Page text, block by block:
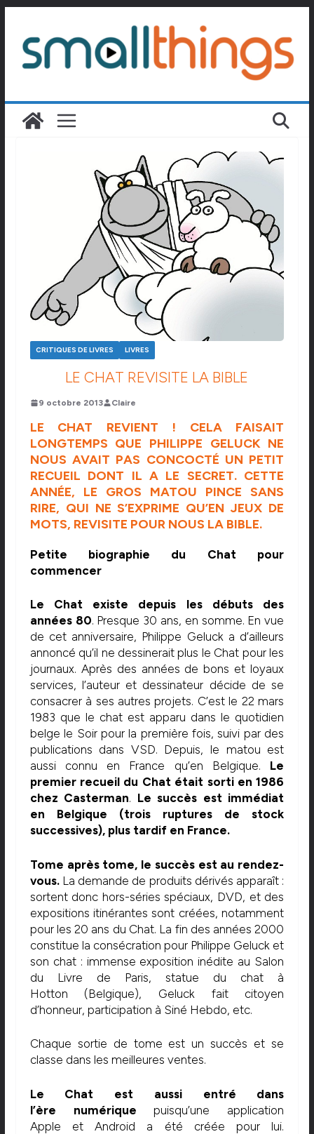
contenu
CRITIQUES DE LIVRES LIVRES
LE CHAT REVISITE LA BIBLE
9 octobre 2013 Claire
LE CHAT REVIENT ! CELA FAISAIT
LONGTEMPS QUE PHILIPPE GELUCK NE
NOUS AVAIT PAS CONCOCTÉ UN PETIT
RECUEIL DONT IL A LE SECRET. CETTE
ANNÉE, LE GROS MATOU PINCE SANS
RIRE, QUI NE S’EXPRIME QU’EN JEUX DE
MOTS, REVISITE POUR NOUS LA BIBLE.
Petite biographie du Chat pour
commencer
Le Chat existe depuis les débuts des
années 80. Presque 30 ans, en somme. En vue
de cet anniversaire, Philippe Geluck a d’ailleurs
annoncé qu’il ne dessinerait plus le Chat pour les
journaux. Après des années de bons et loyaux
services, l’auteur et dessinateur décide de se
consacrer à ses autres projets. C’est le 22 mars
1983 que le chat est apparu dans le quotidien
belge le Soir pour la première fois, suivi par des
publications dans VSD. Depuis, le matou est
aussi connu en France qu’en Belgique. Le
premier recueil du Chat était sorti en 1986
chez Casterman. Le succès est immédiat
en Belgique (trois ruptures de stock
successives), plus tardif en France.
Tome après tome, le succès est au rendez-
vous.La demande de produits dérivés apparaît :
sortent donc hors-séries spéciaux, DVD, et des
expositions itinérantes sont créées, notamment
pour les 20 ans du Chat. La fin des années 2000
constitue la consécration pour Philippe Geluck et
son chat : immense exposition inédite au Salon
du Livre de Paris, statue du chat à
Hotton (Belgique), Geluck fait citoyen
d’honneur, participation à Siné Hebdo, etc.
Chaque sortie de tome est un succès et se
classe dans les meilleures ventes.
Le Chat est aussi entré dans
l’ère numérique puisqu’une application
Apple et Android a été créée pour lui.